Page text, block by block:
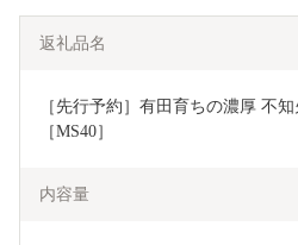
返礼品名
［先行予約］有田育ちの濃厚 不
［MS40］
内容量